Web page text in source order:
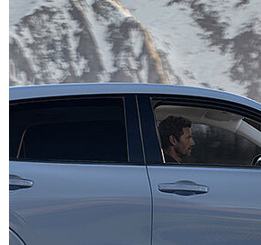
Angebote
Service & Zubehör
Unser Autohaus